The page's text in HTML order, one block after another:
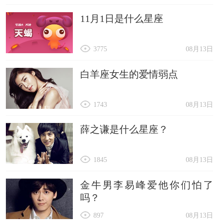
11月1日是什么星座
08月13日
3775
白羊座女生的爱情弱点
08月13日
1743
薛之谦是什么星座？
08月13日
1845
金牛男李易峰爱他你们怕了
吗？
08月13日
897